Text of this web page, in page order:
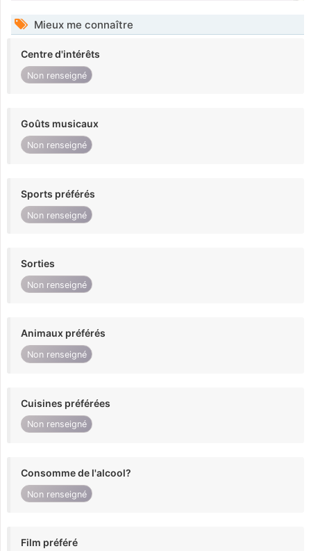
Mieux me connaître
Centre d'intérêts
Non renseigné
Goûts musicaux
Non renseigné
Sports préférés
Non renseigné
Sorties
Non renseigné
Animaux préférés
Non renseigné
Cuisines préférées
Non renseigné
Consomme de l'alcool?
Non renseigné
Film préféré